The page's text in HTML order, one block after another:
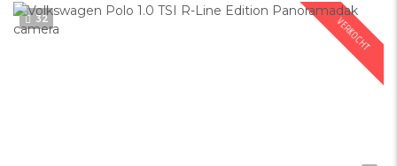
VERKOCHT
32